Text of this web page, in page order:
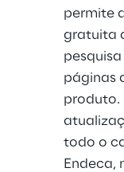
permite
gratuita
páginas
produto.
todo o
Endeca,